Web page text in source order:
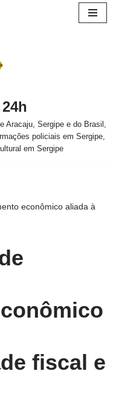
Aracaju, Sergipe e do Brasil,
policiais em Sergipe,
em Sergipe
econômico aliada à
fiscal e